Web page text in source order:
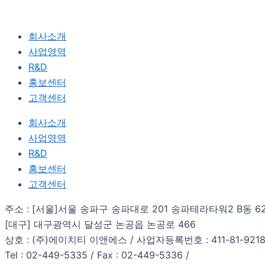
회사소개
사업영역
R&D
홍보센터
고객센터
회사소개
사업영역
R&D
홍보센터
고객센터
주소 : [서울]서울 송파구 송파대로 201 송파테라타워2 B동
[대구] 대구광역시 달성군 논공읍 논공로 466
상호 : (주)에이치티 이앤에스 / 사업자등록번호 : 411-81-
Tel : 02-449-5335 / Fax : 02-449-5336 /